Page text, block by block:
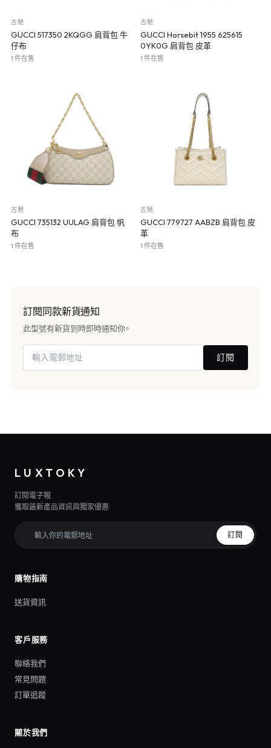
古馳
GUCCI 517350 2KQGG 肩背包 牛
仔布
1 件在售
古馳
GUCCI Horsebit 1955 625615
0YK0G 肩背包 皮革
1 件在售
古馳
GUCCI 735132 UULAG 肩背包 帆
布
1 件在售
古馳
GUCCI 779727 AABZB 肩背包 皮
革
1 件在售
訂閱同款新貨通知
此型號有新貨到時即時通知你。
訂閱
LUXTOKY
訂閱電子報
獲取最新產品資訊與獨家優惠
訂閱
購物指南
送貨資訊
客戶服務
聯絡我們
常見問題
訂單追蹤
關於我們